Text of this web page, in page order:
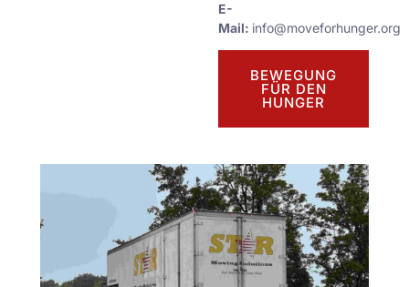
E-
Mail: info@moveforhunger.org
BEWEGUNG
FÜR DEN
HUNGER